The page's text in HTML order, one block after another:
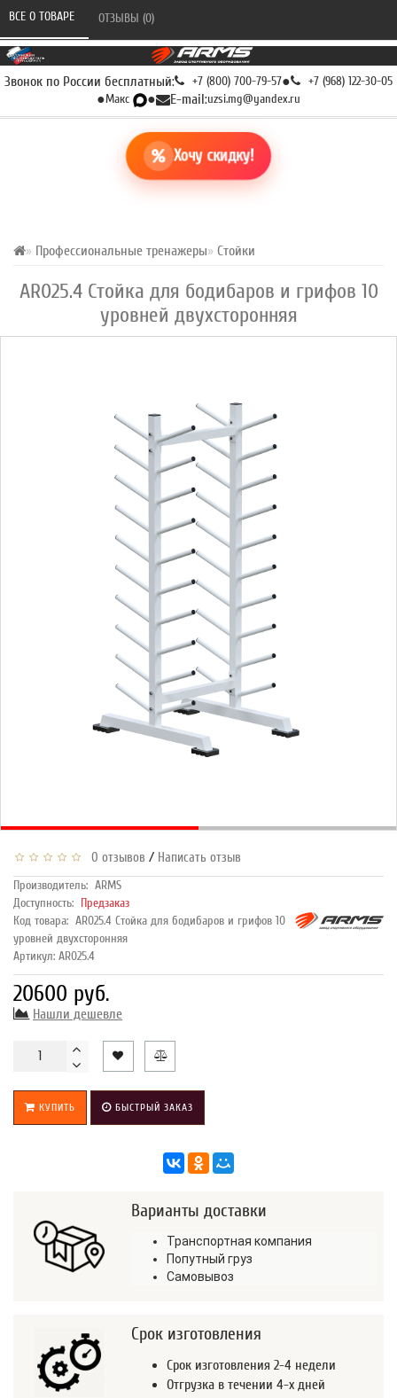
Звонок по России бесплатный: +7 (800) 700-79-57● +7 (968) 122-30-05
●Макс ● E-mail:uzsi.mg@yandex.ru
Хочу скидку!
Профессиональные тренажеры Стойки
AR025.4 Стойка для бодибаров и грифов 10
уровней двухсторонняя
ВСЕ О ТОВАРЕ ОТЗЫВЫ (0)
0 отзывов / Написать отзыв
Производитель: ARMS
Доступность: Предзаказ
Код товара: AR025.4 Стойка для бодибаров и грифов 10
уровней двухсторонняя
Артикул: AR025.4
20600 руб.
Нашли дешевле
КУПИТЬ БЫСТРЫЙ ЗАКАЗ
Варианты доставки
Транспортная компания
Попутный груз
Самовывоз
Срок изготовления
Срок изготовления 2-4 недели
Отгрузка в течении 4-х дней